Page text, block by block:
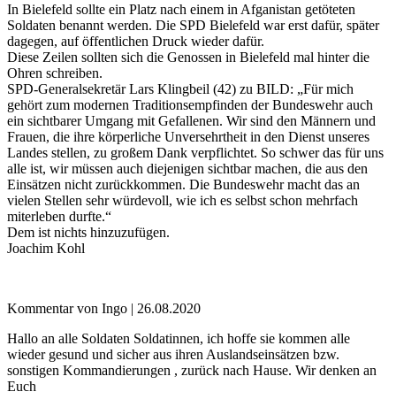
In Bielefeld sollte ein Platz nach einem in Afganistan getöteten
Soldaten benannt werden. Die SPD Bielefeld war erst dafür, später
dagegen, auf öffentlichen Druck wieder dafür.
Diese Zeilen sollten sich die Genossen in Bielefeld mal hinter die
Ohren schreiben.
SPD-Generalsekretär Lars Klingbeil (42) zu BILD: „Für mich
gehört zum modernen Traditionsempfinden der Bundeswehr auch
ein sichtbarer Umgang mit Gefallenen. Wir sind den Männern und
Frauen, die ihre körperliche Unversehrtheit in den Dienst unseres
Landes stellen, zu großem Dank verpflichtet. So schwer das für uns
alle ist, wir müssen auch diejenigen sichtbar machen, die aus den
Einsätzen nicht zurückkommen. Die Bundeswehr macht das an
vielen Stellen sehr würdevoll, wie ich es selbst schon mehrfach
miterleben durfte.“
Dem ist nichts hinzuzufügen.
Joachim Kohl
Kommentar von Ingo | 26.08.2020
Hallo an alle Soldaten Soldatinnen, ich hoffe sie kommen alle
wieder gesund und sicher aus ihren Auslandseinsätzen bzw.
sonstigen Kommandierungen , zurück nach Hause. Wir denken an
Euch